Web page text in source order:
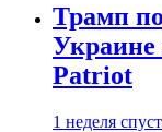
Трамп
Украине
Patriot
1 неделя